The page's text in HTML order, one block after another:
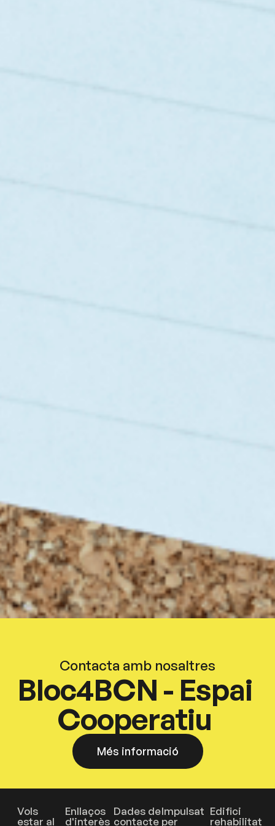
Contacta amb nosaltres
Bloc4BCN - Espai
Cooperatiu
Més informació
Vols
estar al
Enllaços
d'interès
Dades de
contacte
Impulsat
per
Edifici
rehabilitat